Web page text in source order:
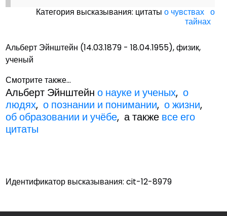
Категория высказывания: цитатыо чувствах о
тайнах
Альберт Эйнштейн (14.03.1879 - 18.04.1955), физик,
ученый
Смотрите также...
Альберт Эйнштейно науке и ученых,о
людях,о познании и понимании,о жизни,
об образовании и учёбе, а также все его
цитаты
Идентификатор высказывания: cit-12-8979